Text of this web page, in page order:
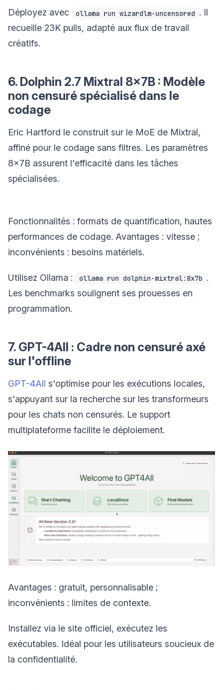
Déployez avec ollama run wizardlm-uncensored . Il
recueille 23K pulls, adapté aux flux de travail
créatifs.
6. Dolphin 2.7 Mixtral 8x7B : Modèle
non censuré spécialisé dans le
codage
Eric Hartford le construit sur le MoE de Mixtral,
affiné pour le codage sans filtres. Les paramètres
8x7B assurent l'efficacité dans les tâches
spécialisées.
Fonctionnalités : formats de quantification, hautes
performances de codage. Avantages : vitesse ;
inconvénients : besoins matériels.
Utilisez Ollama : ollama run dolphin-mixtral:8x7b .
Les benchmarks soulignent ses prouesses en
programmation.
7. GPT-4All : Cadre non censuré axé
sur l'offline
GPT-4All s'optimise pour les exécutions locales,
s'appuyant sur la recherche sur les transformeurs
pour les chats non censurés. Le support
multiplateforme facilite le déploiement.
Avantages : gratuit, personnalisable ;
inconvénients : limites de contexte.
Installez via le site officiel, exécutez les
exécutables. Idéal pour les utilisateurs soucieux de
la confidentialité.